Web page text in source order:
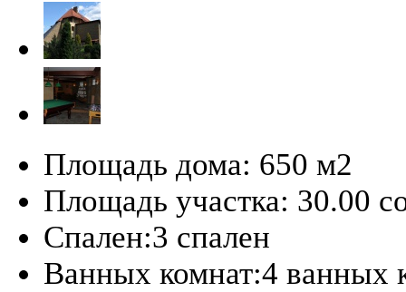
Площадь дома: 650 м2
Площадь участка: 30.00
Спален:3 спален
Ванных комнат:4 ванных